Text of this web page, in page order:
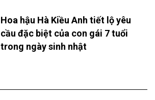
Hoa hậu Hà Kiều Anh tiết lộ yêu
cầu đặc biệt của con gái 7 tuổi
trong ngày sinh nhật